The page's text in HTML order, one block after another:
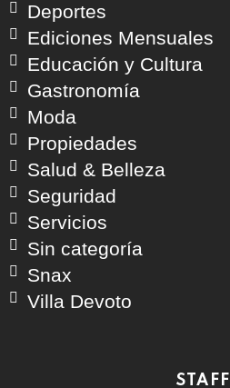
Deportes
Ediciones Mensuales
Educación y Cultura
Gastronomía
Moda
Propiedades
Salud & Belleza
Seguridad
Servicios
Sin categoría
Snax
Villa Devoto
STAFF